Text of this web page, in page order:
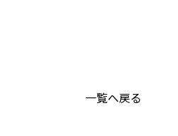
一覧へ戻る